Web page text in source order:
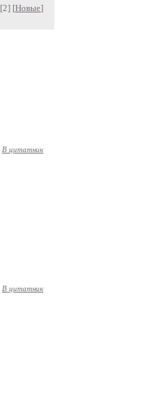
[2] [Новые]
В цитатник
В цитатник